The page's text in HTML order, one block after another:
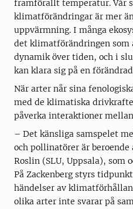
framförallt temperatur. Vår
klimatförändringar är mer
uppvärmning. I många
det klimatförändringen som
dynamik över tiden, och i
kan klara sig på en
När arter når sina
med de klimatiska
påverka interaktioner
– Det känsliga samspelet
och pollinatörer är
Roslin (SLU, Uppsala), som
På Zackenberg styrs
händelser av
olika arter inte svarar på